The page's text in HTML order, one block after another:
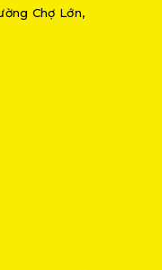
Chợ Lớn,